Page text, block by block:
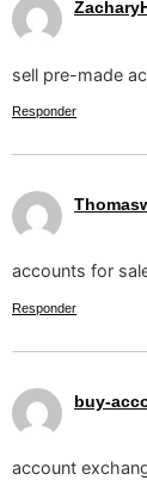
sell pre-made
Responder
accounts for
Responder
buy-
account